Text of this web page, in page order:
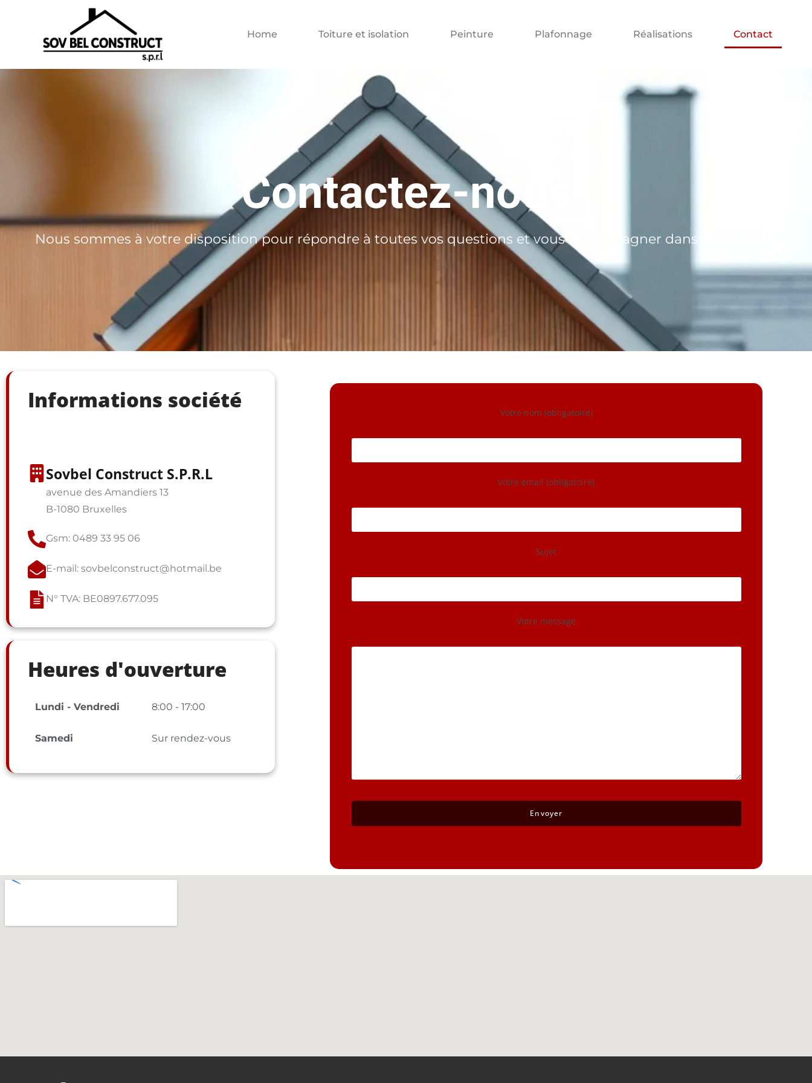
Home Toiture et isolation Peinture Plafonnage Réalisations Contact
Contactez-nous
Nous sommes à votre disposition pour répondre à toutes vos questions et vous accompagner dans vos projets.
Informations société
Sovbel Construct S.P.R.L
avenue des Amandiers 13
B-1080 Bruxelles
Gsm: 0489 33 95 06
E-mail: sovbelconstruct@hotmail.be
N° TVA: BE0897.677.095
Heures d'ouverture
Lundi - Vendredi 8:00 - 17:00
Samedi Sur rendez-vous
Votre nom (obligatoire)
Votre email (obligatoire)
Sujet
Votre message